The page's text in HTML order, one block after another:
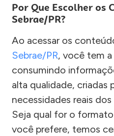
Por Que Escolher os
Sebrae/PR?
Ao acessar os
Sebrae/PR, você tem
consumindo
alta qualidade, criadas
necessidades reais
Seja qual for o
você prefere, temos